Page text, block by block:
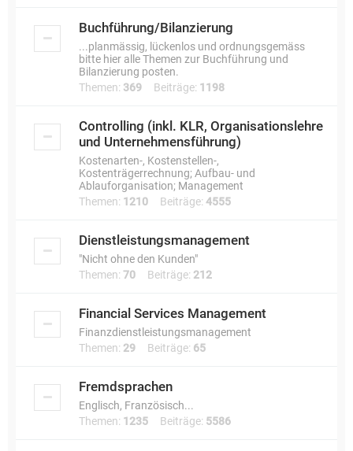
Buchführung/Bilanzierung
...planmässig, lückenlos und ordnungsgemäss
bitte hier alle Themen zur Buchführung und
Bilanzierung posten.
Themen: 369 Beiträge: 1198
Controlling (inkl. KLR, Organisationslehre
und Unternehmensführung)
Kostenarten-, Kostenstellen-,
Kostenträgerrechnung; Aufbau- und
Ablauforganisation; Management
Themen: 1210 Beiträge: 4555
Dienstleistungsmanagement
"Nicht ohne den Kunden"
Themen: 70 Beiträge: 212
Financial Services Management
Finanzdienstleistungsmanagement
Themen: 29 Beiträge: 65
Fremdsprachen
Englisch, Französisch...
Themen: 1235 Beiträge: 5586